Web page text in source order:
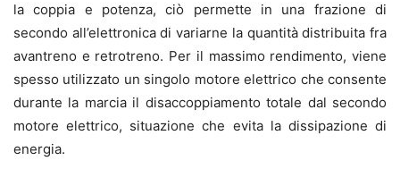
la coppia e potenza, ciò permette in una frazione di
secondo all’elettronica di variarne la quantità distribuita fra
avantreno e retrotreno. Per il massimo rendimento, viene
spesso utilizzato un singolo motore elettrico che consente
durante la marcia il disaccoppiamento totale dal secondo
motore elettrico, situazione che evita la dissipazione di
energia.